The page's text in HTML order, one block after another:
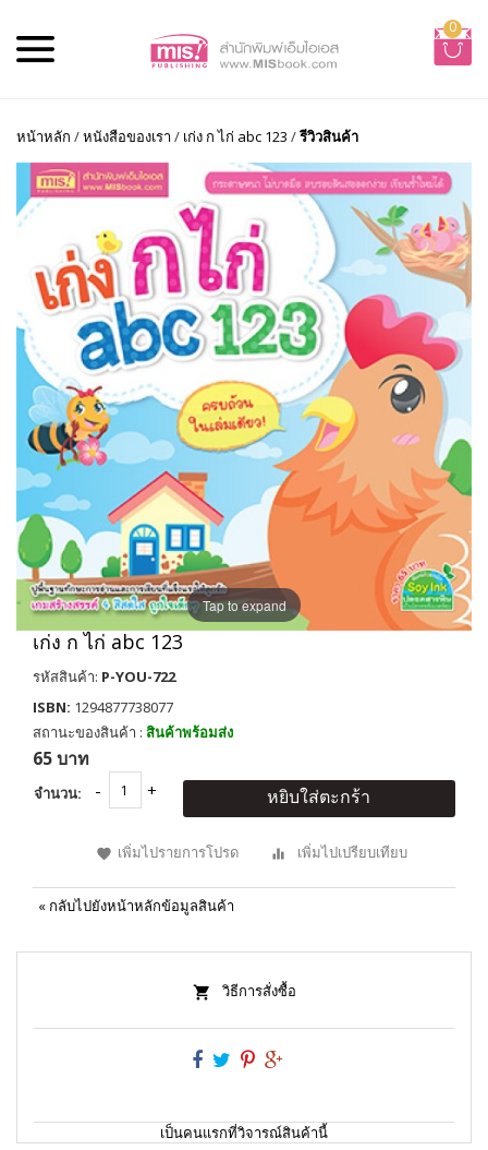
0
หน้าหลัก /หนังสือของเรา / เก่ง ก ไก่ abc 123 /รีวิวสินค้า
Tap to expand
เก่ง ก ไก่ abc 123
รหัสสินค้า: P-YOU-722
ISBN: 1294877738077
สถานะของสินค้า : สินค้าพร้อมส่ง
65 บาท
จำนวน: หยิบใส่ตะกร้า
เพิ่มไปรายการโปรด เพิ่มไปเปรียบเทียบ
« กลับไปยังหน้าหลักข้อมูลสินค้า
วิธีการสั่งซื้อ
เป็นคนแรกที่วิจารณ์สินค้านี้